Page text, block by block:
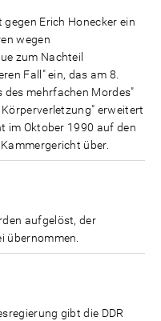
Erich Honecker ein
wegen
zum Nachteil
Fall" ein, das am 8.
des mehrfachen Mordes"
erweitert
im Oktober 1990 auf den
über.
aufgelöst, der
übernommen.
gibt die DDR